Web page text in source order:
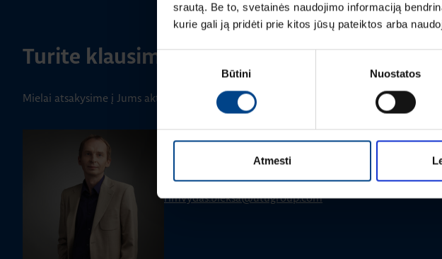
srautą. Be to, svetainės naudojimo informaciją
kurie gali ją pridėti prie kitos jūsų pateiktos arba
Sutikimo
Būtini Nuostatos
Atmesti
Turite klausimų? Susisiekite
Mielai atsakysime į Jums aktualius klausimus.
Rimvydas Biekša
+370 603 23732
rimvydas.bieksa@utugroup.com